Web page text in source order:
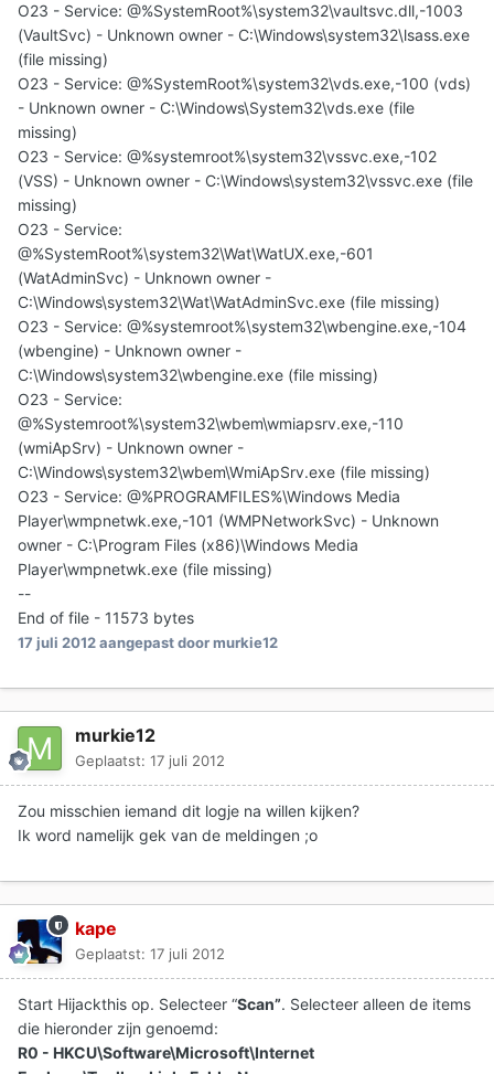
O23 - Service: @%SystemRoot%\system32\vaultsvc.dll,-1003
(VaultSvc) - Unknown owner - C:\Windows\system32\lsass.exe
(file missing)
O23 - Service: @%SystemRoot%\system32\vds.exe,-100 (vds)
- Unknown owner - C:\Windows\System32\vds.exe (file
missing)
O23 - Service: @%systemroot%\system32\vssvc.exe,-102
(VSS) - Unknown owner - C:\Windows\system32\vssvc.exe (file
missing)
O23 - Service:
@%SystemRoot%\system32\Wat\WatUX.exe,-601
(WatAdminSvc) - Unknown owner -
C:\Windows\system32\Wat\WatAdminSvc.exe (file missing)
O23 - Service: @%systemroot%\system32\wbengine.exe,-104
(wbengine) - Unknown owner -
C:\Windows\system32\wbengine.exe (file missing)
O23 - Service:
@%Systemroot%\system32\wbem\wmiapsrv.exe,-110
(wmiApSrv) - Unknown owner -
C:\Windows\system32\wbem\WmiApSrv.exe (file missing)
O23 - Service: @%PROGRAMFILES%\Windows Media
Player\wmpnetwk.exe,-101 (WMPNetworkSvc) - Unknown
owner - C:\Program Files (x86)\Windows Media
Player\wmpnetwk.exe (file missing)
--
End of file - 11573 bytes
17 juli 2012aangepast door murkie12
murkie12
Geplaatst: 17 juli 2012
Zou misschien iemand dit logje na willen kijken?
Ik word namelijk gek van de meldingen ;o
kape
Geplaatst: 17 juli 2012
Start Hijackthis op. Selecteer “Scan”. Selecteer alleen de items
die hieronder zijn genoemd:
R0 - HKCU\Software\Microsoft\Internet